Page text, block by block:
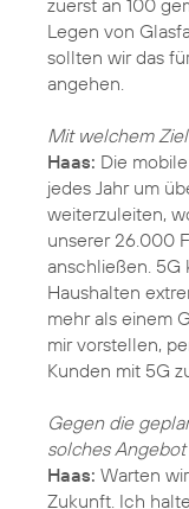
Legen von
sollten wir das
angehen.
Mit welchem
Haas: Die
jedes Jahr um
weiterzuleiten,
unserer 26.000
anschließen. 5G
Haushalten
mehr als einem
mir vorstellen,
Kunden mit 5G
Gegen die
solches
Haas: Warten
Zukunft. Ich